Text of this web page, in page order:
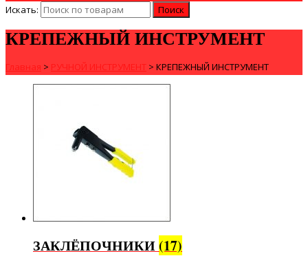
Искать:
КРЕПЕЖНЫЙ ИНСТРУМЕНТ
Главная > РУЧНОЙ ИНСТРУМЕНТ > КРЕПЕЖНЫЙ ИНСТРУМЕНТ
ЗАКЛЁПОЧНИКИ (17)